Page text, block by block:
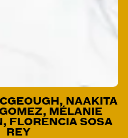
NAAKITA
MÉLANIE
FLORENCIA SOSA
REY